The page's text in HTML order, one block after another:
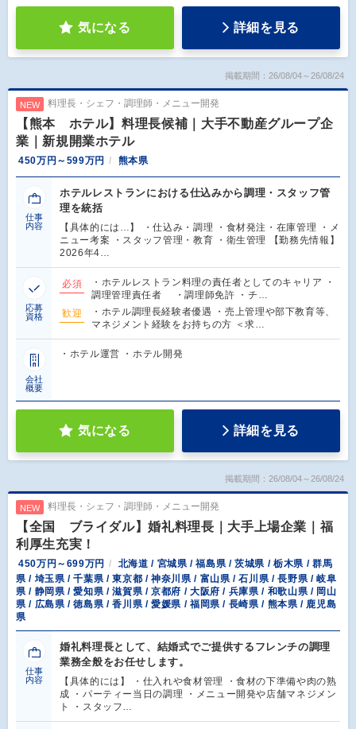
気になる 詳細を見る
掲載期間：26/08/04～26/08/24
NEW 料理長・シェフ・調理師・メニュー開発
【熊本 ホテル】料理長候補｜大手不動産グループ企
業｜新規開業ホテル
450万円～599万円 熊本県
仕事
内容
ホテルレストランにおける仕込みから調理・スタッフ管
理を統括
【具体的には…】 ・仕込み・調理 ・食材発注・在庫管理 ・メ
ニュー考案 ・スタッフ管理・教育 ・衛生管理 【勤務先情報】
2026年4…
応募
資格
必須
・ホテルレストラン料理の責任者としてのキャリア ・
調理管理責任者 ・調理師免許 ・チ…
歓迎
・ホテル調理長経験者優遇 ・売上管理や部下教育等、
マネジメント経験をお持ちの方 ＜求…
会社
概要
・ホテル運営 ・ホテル開発
気になる 詳細を見る
掲載期間：26/08/04～26/08/24
NEW 料理長・シェフ・調理師・メニュー開発
【全国 ブライダル】婚礼料理長｜大手上場企業｜福
利厚生充実！
450万円～699万円
北海道 / 宮城県 / 福島県 / 茨城県 / 栃木県 / 群馬
県 / 埼玉県 / 千葉県 / 東京都 / 神奈川県 / 富山県 / 石川県 / 長野県 / 岐阜
県 / 静岡県 / 愛知県 / 滋賀県 / 京都府 / 大阪府 / 兵庫県 / 和歌山県 / 岡山
県 / 広島県 / 徳島県 / 香川県 / 愛媛県 / 福岡県 / 長崎県 / 熊本県 / 鹿児島
県
仕事
内容
婚礼料理長として、結婚式でご提供するフレンチの調理
業務全般をお任せします。
【具体的には】 ・仕入れや食材管理 ・食材の下準備や肉の熟
成 ・パーティー当日の調理 ・メニュー開発や店舗マネジメン
ト ・スタッフ…